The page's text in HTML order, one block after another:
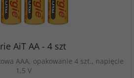
AiT AA - 4 szt
AAA, opakowanie 4 szt., napięcie
1,5 V